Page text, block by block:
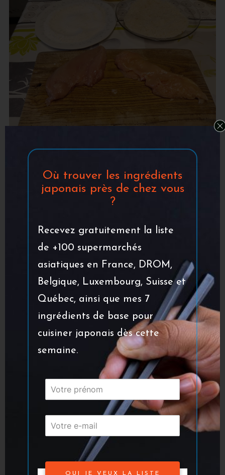
Mettre à chauffer votre huile dans une
casserole ou une sauteuse. Il faut que
vous puissiez avoir une hauteur d’huile
de 5 à 6 centimètres. Tremper les
escalopes de poulet, une par une, afin de
les recouvrir entièrement de farine.
Effectuer la même opération avec l’œuf.
Puis à nouveau recouvrir entièrement
l’escalope de
panko
. Répéter le cycle une
nouvelle fois. Attention : il faut toujours
paner dans cet ordre : farine > œuf >
Pour vérifier si l’huile est suffisamment
chaude, positionner la pointe d’une
baguette en bois dans l’huile. Pas de
baguettes en plastiques car ça fond dans
l’huile. Si des fines bulles s’échappent de
la pointe de la baguette, l’huile est assez
chaude. Faire cuire les escalopes de
Où trouver les ingrédients
japonais près de chez vous
?
Recevez gratuitement la liste
de +100 supermarchés
asiatiques en France, DROM,
Belgique, Luxembourg, Suisse et
Québec, ainsi que mes 7
ingrédients de base pour
cuisiner japonais dès cette
semaine.
OUI JE VEUX LA LISTE